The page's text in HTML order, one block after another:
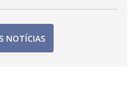
NOTÍCIAS